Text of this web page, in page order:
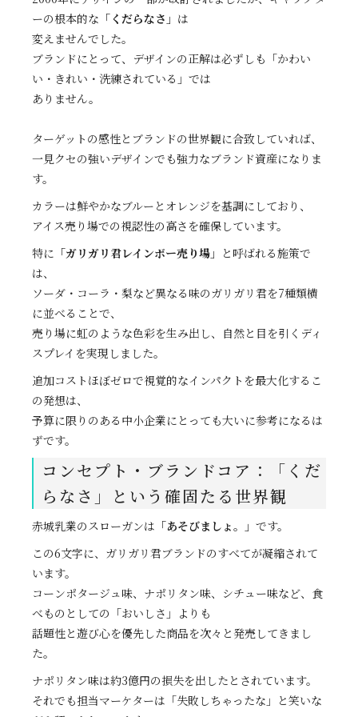
ーの根本的な 「くだらなさ」 は
変えませんでした。
ブランドにとって、デザインの正解は必ずしも「かわい
い・きれい・洗練されている」では
ありません。
ターゲットの感性とブランドの世界観に合致していれば、
一見クセの強いデザインでも強力なブランド資産になりま
す。
カラーは鮮やかなブルーとオレンジを基調にしており、
アイス売り場での視認性の高さを確保しています。
特に 「ガリガリ君レインボー売り場」 と呼ばれる施策で
は、
ソーダ・コーラ・梨など異なる味のガリガリ君を7種類横
に並べることで、
売り場に虹のような色彩を生み出し、自然と目を引くディ
スプレイを実現しました。
追加コストほぼゼロで視覚的なインパクトを最大化するこ
の発想は、
予算に限りのある中小企業にとっても大いに参考になるは
ずです。
コンセプト・ブランドコア：「くだ
らなさ」という確固たる世界観
赤城乳業のスローガンは 「あそびましょ。」 です。
この6文字に、ガリガリ君ブランドのすべてが凝縮されて
います。
コーンポタージュ味、ナポリタン味、シチュー味など、食
べものとしての「おいしさ」よりも
話題性と遊び心を優先した商品を次々と発売してきまし
た。
ナポリタン味は約3億円の損失を出したとされています。
それでも担当マーケターは「失敗しちゃったな」と笑いな